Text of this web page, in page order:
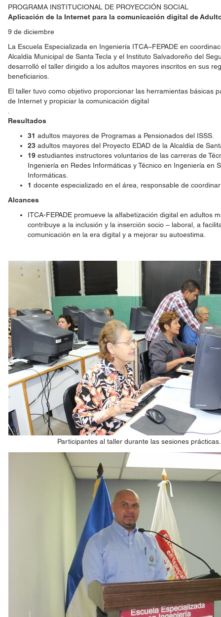
PROGRAMA INSTITUCIONAL DE PROYECCIÓN SOCIAL
Aplicación de la Internet para la comunicación digital de
9 de diciembre
La Escuela Especializada en Ingeniería ITCA–FEPADE en
Alcaldía Municipal de Santa Tecla y el Instituto Salvadoreño del
desarrolló el taller dirigido a los adultos mayores inscritos en sus
beneficiarios.
El taller tuvo como objetivo proporcionar las herramientas básicas
de Internet y propiciar la comunicación digital
Resultados
31 adultos mayores de Programas a Pensionados del ISSS.
23 adultos mayores del Proyecto EDAD de la Alcaldía de
19 estudiantes instructores voluntarios de las carreras de
Ingeniería en Redes Informáticas y Técnico en Ingeniería en
Informáticas.
1 docente especializado en el área, responsable de
Alcances
ITCA-FEPADE promueve la alfabetización digital en adultos
contribuye a la inclusión y la inserción socio – laboral, a
comunicación en la era digital y a mejorar su autoestima.
Participantes al taller durante las sesiones prácticas.